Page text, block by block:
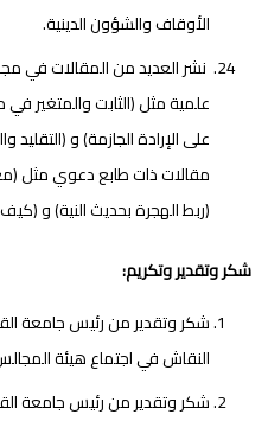
الأوقاف والشؤون الدينية.
نشر العديد من المقالات في
علمية مثل (الثابت والمتغير
على الإرادة الجازمة) و (التقليد
مقالات ذات طابع دعوي مثل
(ربط الهجرة بحديث النية) و
شكر وتقدير وتكريم:
شكر وتقدير من رئيس جامعة
النقاش في اجتماع هيئة
شكر وتقدير من رئيس جامعة